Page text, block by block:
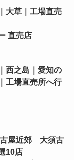
大草｜工場直売
直売店
西之島｜愛知の
工場直売所へ行
古屋近郊 大須古
10店